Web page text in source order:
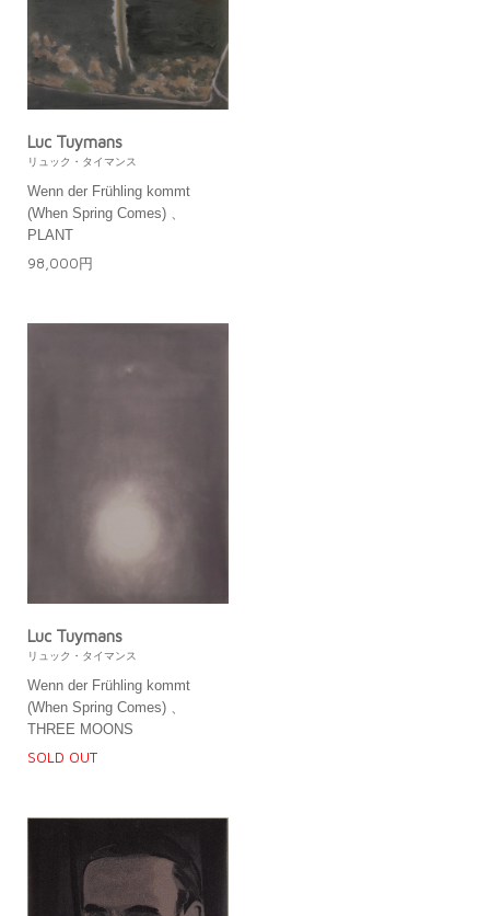
Luc Tuymans
リュック・タイマンス
Wenn der Frühling kommt
(When Spring Comes) 、
PLANT
98,000円
Luc Tuymans
リュック・タイマンス
Wenn der Frühling kommt
(When Spring Comes) 、
THREE MOONS
SOLD OUT